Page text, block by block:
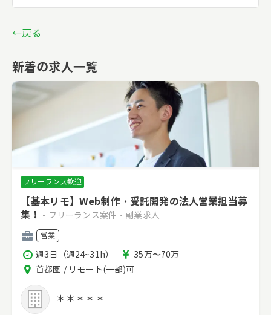
←戻る
新着の求人一覧
フリーランス歓迎
【基本リモ】Web制作・受託開発の法人営業担当募
集！
- フリーランス案件・副業求人
職
種
営業
稼
働
時
間
週3日（週24~31h）
報
酬
35万〜70万
エ
ア
首都圏 / リモート(一部)可
＊＊＊＊＊